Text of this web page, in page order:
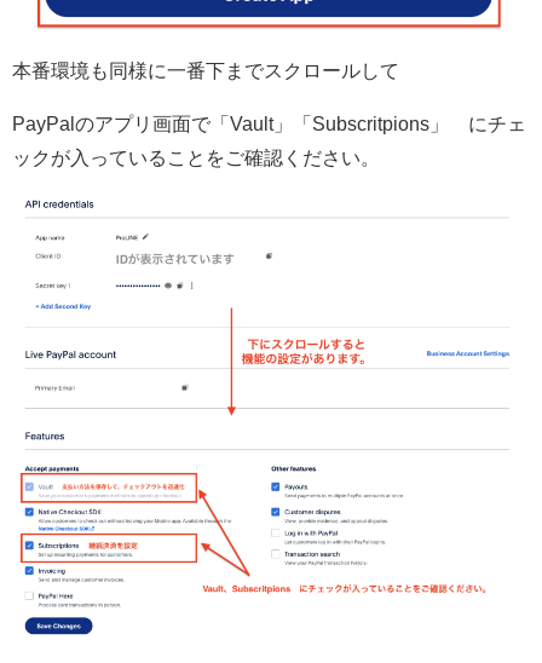
本番環境も同様に一番下までスクロールして
PayPalのアプリ画面で「Vault」「Subscritpions」 にチェ
ックが入っていることをご確認ください。